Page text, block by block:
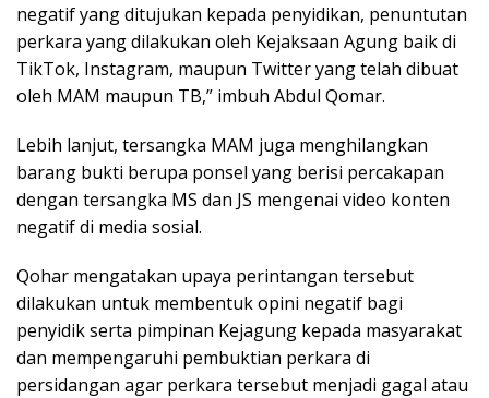
negatif yang ditujukan kepada penyidikan, penuntutan
perkara yang dilakukan oleh Kejaksaan Agung baik di
TikTok, Instagram, maupun Twitter yang telah dibuat
oleh MAM maupun TB,” imbuh Abdul Qomar.
Lebih lanjut, tersangka MAM juga menghilangkan
barang bukti berupa ponsel yang berisi percakapan
dengan tersangka MS dan JS mengenai video konten
negatif di media sosial.
Qohar mengatakan upaya perintangan tersebut
dilakukan untuk membentuk opini negatif bagi
penyidik serta pimpinan Kejagung kepada masyarakat
dan mempengaruhi pembuktian perkara di
persidangan agar perkara tersebut menjadi gagal atau